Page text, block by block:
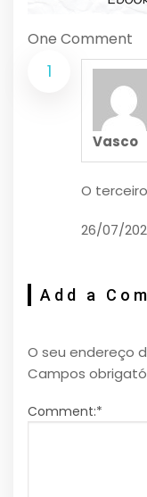
One Comment
Vasco
O
26/07/
Add a
O seu endereço
Campos
Comment:*